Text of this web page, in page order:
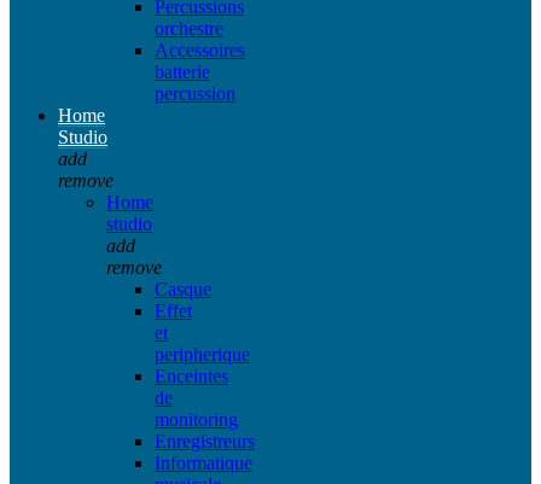
Percussions
orchestre
Accessoires
batterie
percussion
Home
Studio
add
remove
Home
studio
add
remove
Casque
Effet
et
peripherique
Enceintes
de
monitoring
Enregistreurs
Informatique